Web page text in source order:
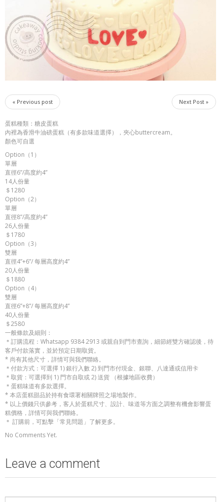
« Previous post Next Post »
蛋糕種類：糖皮蛋糕
內裡為香滑牛油磅蛋糕（有多款味道選擇），夾心buttercream。
顏色可自選
Option（1）
單層
直徑6”/高度約4”
14人份量
＄1280
Option（2）
單層
直徑8”/高度約4”
26人份量
＄1780
Option（3）
雙層
直徑4”+6”/ 每層高度約4”
20人份量
＄1880
Option（4）
雙層
直徑6”+8”/ 每層高度約4”
40人份量
＄2580
一般條款及細則：
＊訂購流程：Whatsapp 9384 2913 或親自到門市查詢，細節經雙方確認後，待
客戶付款落實，並於預定日期取貨。
* 尚有其他尺寸，詳情可與我們聯絡。
＊付款方式：可選擇 1) 銀行入數 2) 到門市付現金、銀聯、八達通或信用卡
＊取貨：可選擇到 1) 門市自取或 2) 送貨 （根據地區收費）
＊蛋糕味道有多款選擇。
* 本店蛋糕甜品於持有食環署相關牌照之場地製作。
* 以上價錢只供參考，客人於蛋糕尺寸、設計、味道等方面之調整有機會影響蛋
糕價格，詳情可與我們聯絡。
＊ 訂購前，可點擊「常見問題」了解更多。
No Comments Yet.
Leave a comment